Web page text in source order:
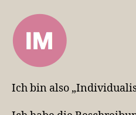
Ich bin also